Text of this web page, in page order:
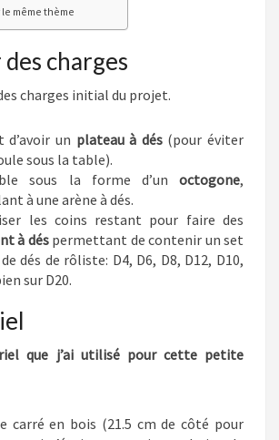
le même thème
charges
charges initial du projet.
d’avoir un plateau à dés (pour éviter
sous la table).
sous la forme d’un octogone,
à une arène à dés.
les coins restant pour faire des
à déspermettant de contenir un set
dés de rôliste: D4, D6, D8, D12, D10,
sur D20.
que j’ai utilisé pour cette petite
carré en bois (21.5 cm de côté pour